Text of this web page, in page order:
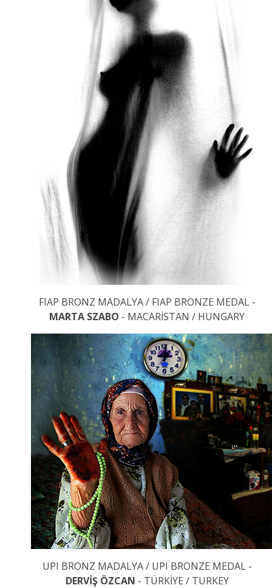
FIAP BRONZ MADALYA / FIAP BRONZE MEDAL -
MARTA SZABO - MACARİSTAN / HUNGARY
UPI BRONZ MADALYA / UPI BRONZE MEDAL -
DERVİŞ ÖZCAN - TÜRKİYE / TURKEY